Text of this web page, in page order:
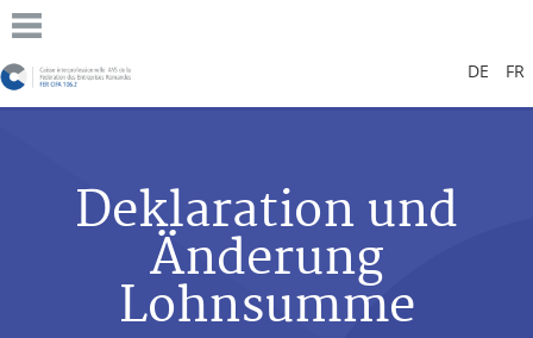
DE FR
Deklaration und
Änderung
Lohnsumme